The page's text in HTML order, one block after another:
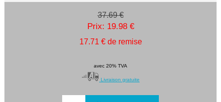
37.69 €
Prix: 19.98 €
17.71 € de remise
avec 20% TVA
Livraison gratuite